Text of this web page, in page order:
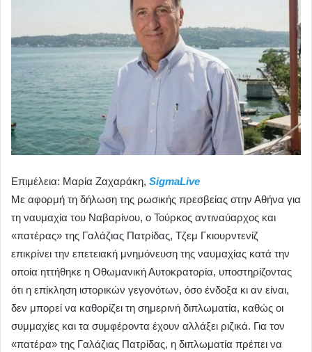
Επιμέλεια: Μαρία Ζαχαράκη, SigmaLive
Με αφορμή τη δήλωση της ρωσικής πρεσβείας στην Αθήνα για
τη ναυμαχία του Ναβαρίνου, ο Τούρκος αντιναύαρχος και
«πατέρας» της Γαλάζιας Πατρίδας, Τζεμ Γκιουρντενίζ
επικρίνει την επετειακή μνημόνευση της ναυμαχίας κατά την
οποία ηττήθηκε η Οθωμανική Αυτοκρατορία, υποστηρίζοντας
ότι η επίκληση ιστορικών γεγονότων, όσο ένδοξα κι αν είναι,
δεν μπορεί να καθορίζει τη σημερινή διπλωματία, καθώς οι
συμμαχίες και τα συμφέροντα έχουν αλλάξει ριζικά. Για τον
«πατέρα» της Γαλάζιας Πατρίδας, η διπλωματία πρέπει να